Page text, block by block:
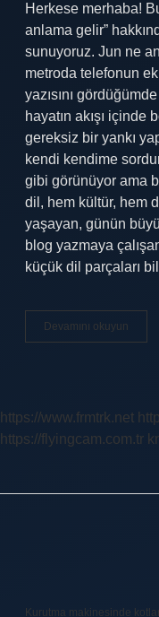
Herkese merhaba!
anlama gelir”
sunuyoruz. Jun ne
metroda telefonun
yazısını
hayatın akışı
gereksiz bir yankı
kendi kendime
gibi görünüyor ama
dil, hem kültür, hem
yaşayan, günün
blog yazmaya
küçük dil parçaları
Devamını okuyun
ne
https://www.frmtrk.net
https://flyingcam.com.tr
Kurutma makinesinde